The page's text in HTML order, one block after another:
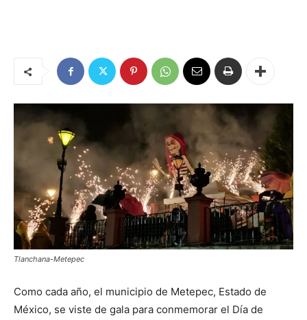
Tlanchana-Metepec
Como cada año, el municipio de Metepec, Estado de
México, se viste de gala para conmemorar el Día de